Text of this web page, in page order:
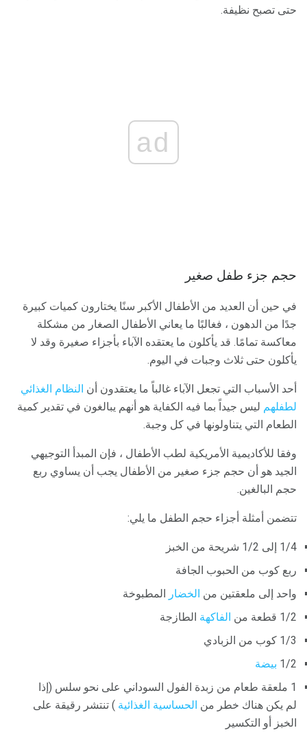
حتى تصبح نظيفة.
ad
حجم جزء طفل صغير
في حين أن العديد من الأطفال الأكبر سنًا يختارون كميات كبيرة
جدًا من الدهون ، فغالبًا ما يعاني الأطفال الصغار من مشكلة
معاكسة تمامًا. قد يأكلون ما يعتقده الآباء بأجزاء صغيرة وقد لا
يأكلون حتى ثلاث وجبات في اليوم.
أحد الأسباب التي تجعل الآباء غالباً ما يعتقدون أن النظام الغذائي
لطفلهم ليس جيداً بما فيه الكفاية هو أنهم يبالغون في تقدير كمية
الطعام التي يتناولونها في كل وجبة.
وفقا للأكاديمية الأمريكية لطب الأطفال ، فإن المبدأ التوجيهي
الجيد هو أن حجم جزء صغير من الأطفال يجب أن يساوي ربع
حجم البالغين.
تتضمن أمثلة أجزاء حجم الطفل ما يلي:
1/4 إلى 1/2 شريحة من الخبز
ربع كوب من الحبوب الجافة
واحد إلى ملعقتين من الخضار المطبوخة
1/2 قطعة من
الفاكهة الطازجة
1/3 كوب من الزبادي
1/2 بيضة
1 ملعقة طعام من زبدة الفول السوداني على نحو سلس (إذا
لم يكن هناك خطر من الحساسية الغذائية ) تنتشر رقيقة على
الخبز أو التكسير